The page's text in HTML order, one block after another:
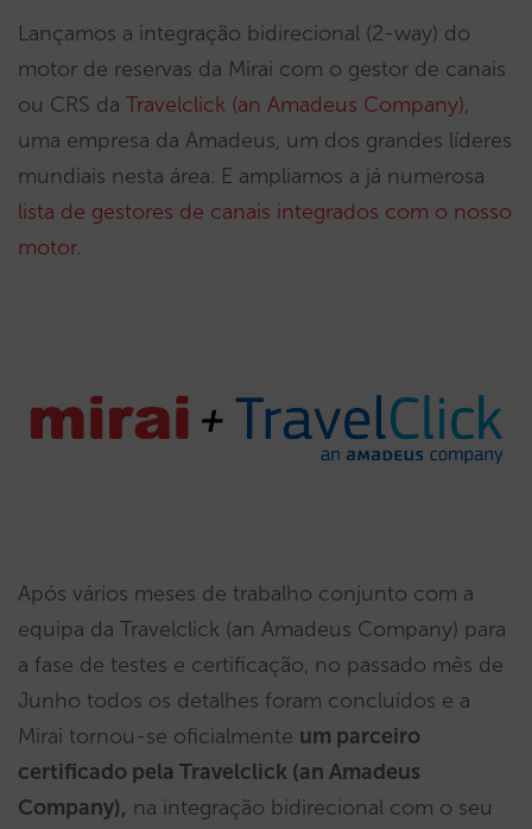
Lançamos a integração bidirecional (2-way) do
motor de reservas da Mirai com o gestor de canais
ou CRS da Travelclick (an Amadeus Company),
uma empresa da Amadeus, um dos grandes líderes
mundiais nesta área. E ampliamos a já numerosa
lista de gestores de canais integrados com o nosso
motor.
Após vários meses de trabalho conjunto com a
equipa da Travelclick (an Amadeus Company) para
a fase de testes e certificação, no passado mês de
Junho todos os detalhes foram concluídos e a
Mirai tornou-se oficialmente um parceiro
certificado pela Travelclick (an Amadeus
Company), na integração bidirecional com o seu